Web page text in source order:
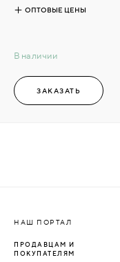
В наличии
ОПТОВЫЕ ЦЕНЫ
ЗАКАЗАТЬ
НАШ ПОРТАЛ
ПРОДАВЦАМ И
ПОКУПАТЕЛЯМ